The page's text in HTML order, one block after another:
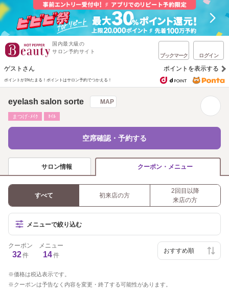
国内最大級の
サロン予約サイト
ブックマーク ログイン
ゲストさん ポイントを表示する
ポイントが1%たまる！ ポイントはサロン予約でつかえる！
eyelash salon sorte MAP
まつげ･ﾒｲｸ ﾈｲﾙ
空席確認・予約する
サロン情報 クーポン・メニュー
すべて 初来店の方
2回目以降
来店の方
メニューで絞り込む
クーポン
32件
メニュー
14件
価格は税込表示です。
クーポンは予告なく内容を変更・終了する可能性があります。